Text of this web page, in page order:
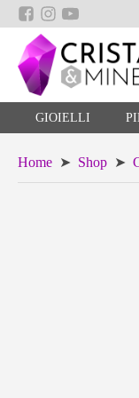
GIOIELLI
Home ➤ Shop ➤